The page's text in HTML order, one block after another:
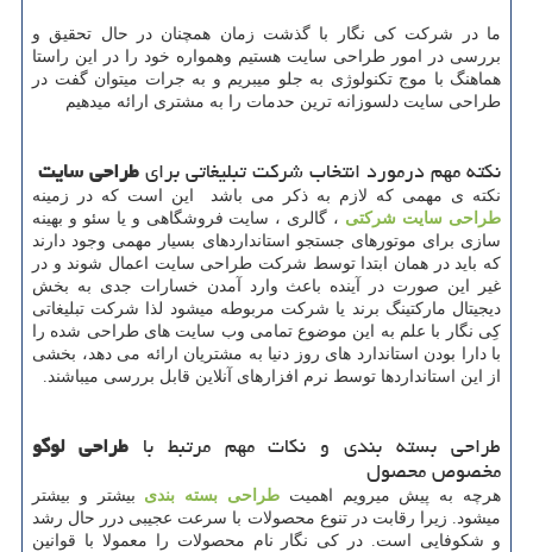
ما در شرکت کی نگار با گذشت زمان همچنان در حال تحقیق و
بررسی در امور طراحی سایت هستیم وهمواره خود را در این راستا
هماهنگ با موج تکنولوژی به جلو میبریم و به جرات میتوان گفت در
طراحی سایت دلسوزانه ترین حدمات را به مشتری ارائه میدهیم
نکته مهم درمورد انتخاب شرکت تبلیغاتی برایطراحی سایت
نکته ی مهمی که لازم به ذکر می باشد این است که در زمینه
طراحی سایت شرکتی ، گالری ، سایت فروشگاهی و یا سئو و بهینه
سازی برای موتورهای جستجو استانداردهای بسیار مهمی وجود دارند
که باید در همان ابتدا توسط شرکت طراحی سایت اعمال شوند و در
غیر این صورت در آینده باعث وارد آمدن خسارات جدی به بخش
دیجیتال مارکتینگ برند یا شرکت مربوطه میشود لذا شرکت تبلیغاتی
کِی نگار با علم به این موضوع تمامی وب سایت های طراحی شده را
با دارا بودن استاندارد های روز دنیا به مشتریان ارائه می دهد، بخشی
از این استانداردها توسط نرم افزارهای آنلاین قابل بررسی میباشند.
طراحی بسته بندی و نکات مهم مرتبط باطراحی لوگو
مخصوص محصول
هرچه به پیش میرویم اهمیت طراحی بسته بندی بیشتر و بیشتر
میشود. زیرا رقابت در تنوع محصولات با سرعت عجیبی درر حال رشد
و شکوفایی است. در کی نگار نام محصولات را معمولا با قوانین